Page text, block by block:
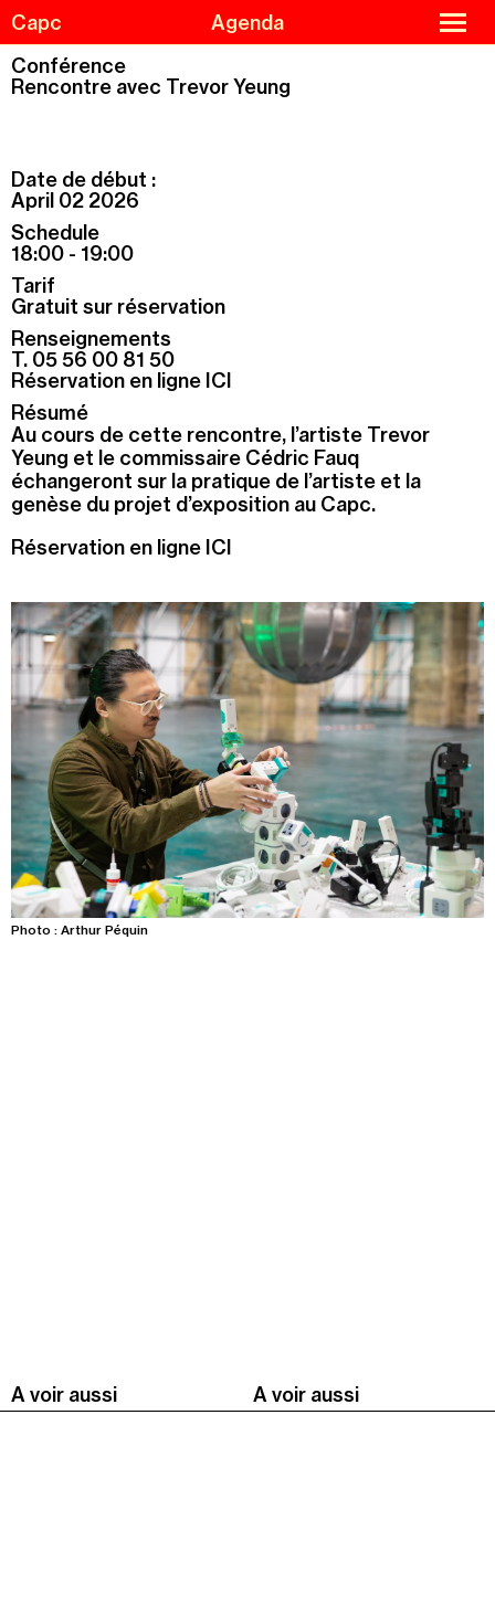
to
main
content
Capc Agenda
close
menu
de
navigation
Guided tours and workshops
Capc Kids
Collections
The Capc
Residencies
Support us
Practical information
Menu
Recherche
Prochainement
Today
Pollen
See all events
Conférence
Rencontre avec Trevor Yeung
Date de début :
April 02 2026
Schedule
18:00 - 19:00
Tarif
Gratuit sur réservation
Renseignements
T. 05 56 00 81 50
Réservation en ligne ICI
Résumé
Au cours de cette rencontre, l’artiste Trevor
Yeung et le commissaire Cédric Fauq
échangeront sur la pratique de l’artiste et la
genèse du projet d’exposition au Capc.
Réservation en ligne ICI
Photo : Arthur Péquin
A voir aussi A voir aussi